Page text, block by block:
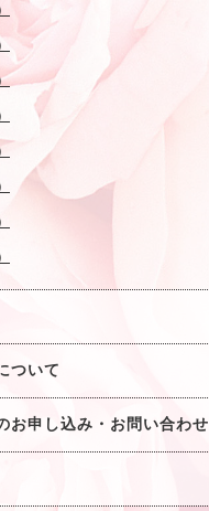
ついて
お申し込み・お問い合わせ